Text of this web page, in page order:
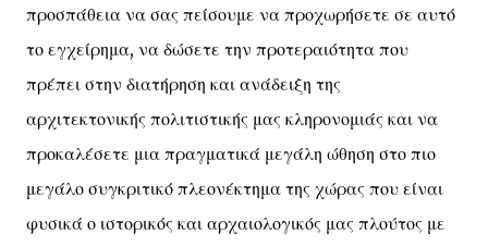
προσπάθεια να σας πείσουμε να προχωρήσετε σε αυτό
το εγχείρημα, να δώσετε την προτεραιότητα που
πρέπει στην διατήρηση και ανάδειξη της
αρχιτεκτονικής πολιτιστικής μας κληρονομιάς και να
προκαλέσετε μια πραγματικά μεγάλη ώθηση στο πιο
μεγάλο συγκριτικό πλεονέκτημα της χώρας που είναι
φυσικά ο ιστορικός και αρχαιολογικός μας πλούτος με